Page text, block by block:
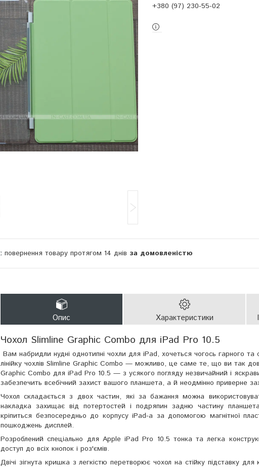
+380 (97) 230-55-02
повернення товару протягом 14 днів за домовленістю
Опис Характеристики
Чохол Slimline Graphic Combo для iPad Pro 10.5
Вам набридли нудні однотипні чохли для iPad, хочеться чогось гарного та
лінійку чохлів Slimline Graphic Combo — можливо, це саме те, що ви так
Graphic Combo для iPad Pro 10.5 — з усякого погляду незвичайний і
забезпечить всебічний захист вашого планшета, а й неодмінно приверне
Чохол складається з двох частин, які за бажання можна
накладка захищає від потертостей і подряпин задню частину
кріпиться безпосередньо до корпусу iPad-а за допомогою магнітної
пошкоджень дисплей.
Розроблений спеціально для Apple iPad Pro 10.5 тонка та легка
доступ до всіх кнопок і роз'ємів.
Двічі зігнута кришка з легкістю перетворює чохол на стійку підставку